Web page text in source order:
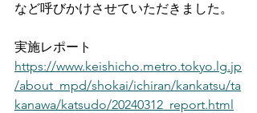
など呼びかけさせていただきました。
実施レポート
https://www.keishicho.metro.tokyo.lg.jp
/about_mpd/shokai/ichiran/kankatsu/ta
kanawa/katsudo/20240312_report.html